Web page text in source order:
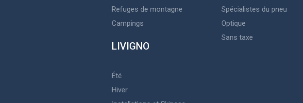
Refuges de montagne
Campings
Spécialistes du pneu
Optique
Sans taxe
LIVIGNO
Été
Hiver